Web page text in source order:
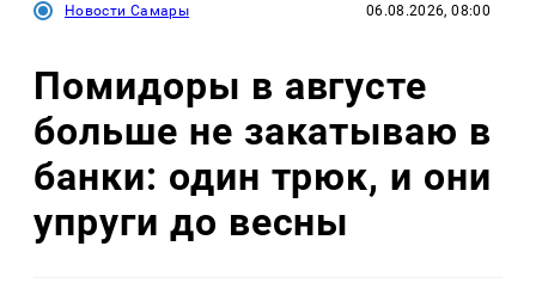
Новости Самары 06.08.2026, 08:00
Помидоры в августе
больше не закатываю в
банки: один трюк, и они
упруги до весны